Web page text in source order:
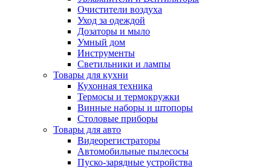
Очистители воздуха
Уход за одеждой
Дозаторы и мыло
Умный дом
Инструменты
Светильники и лампы
Товары для кухни
Кухонная техника
Термосы и термокружки
Винные наборы и штопоры
Столовые приборы
Товары для авто
Видеорегистраторы
Автомобильные пылесосы
Пуско-зарядные устройства